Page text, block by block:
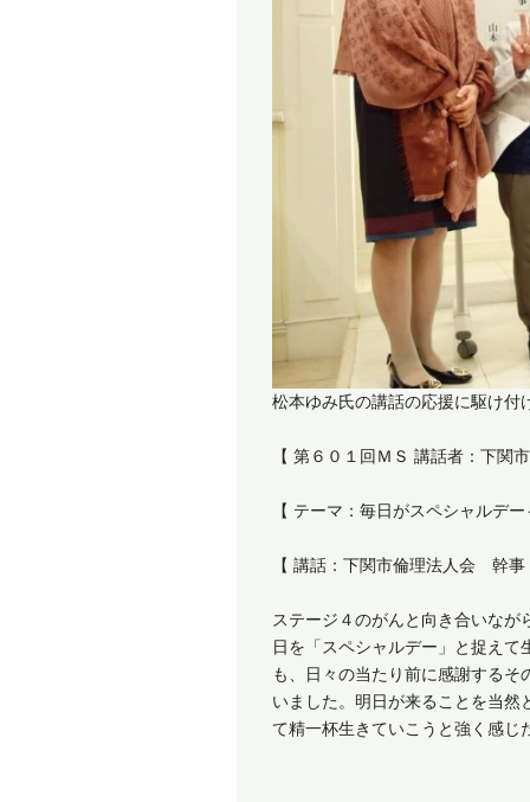
松本ゆみ氏の講話の応援に駆け付
【 第６０１回ＭＳ 講話者：
【 テーマ：毎日がスペシャルデ
【 講話：下関市倫理法人会
ステージ４のがんと向き合いな
日を「スペシャルデー」と捉え
も、日々の当たり前に感謝する
いました。明日が来ることを当
て精一杯生きていこうと強く感じ